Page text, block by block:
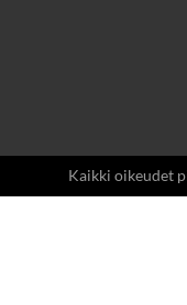
Kaikki oikeudet